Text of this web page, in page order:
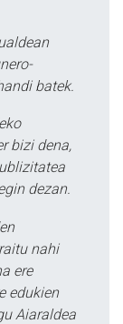
batek.
bizi dena,
dezan.
nahi
ere
edukien
Aiaraldea